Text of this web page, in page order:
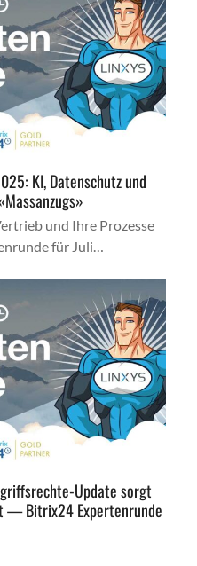
KI, Datenschutz und
und Ihre Prozesse
für Juli…
Update sorgt
— Bitrix24 Expertenrunde